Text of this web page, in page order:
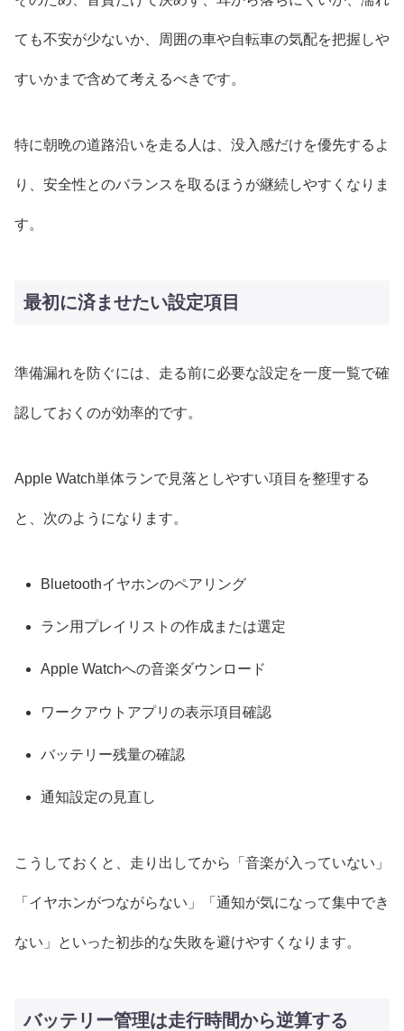
ても不安が少ないか、周囲の車や自転車の気配を把握しや
すいかまで含めて考えるべきです。
特に朝晩の道路沿いを走る人は、没入感だけを優先するよ
り、安全性とのバランスを取るほうが継続しやすくなりま
す。
最初に済ませたい設定項目
準備漏れを防ぐには、走る前に必要な設定を一度一覧で確
認しておくのが効率的です。
Apple Watch単体ランで見落としやすい項目を整理する
と、次のようになります。
Bluetoothイヤホンのペアリング
ラン用プレイリストの作成または選定
Apple Watchへの音楽ダウンロード
ワークアウトアプリの表示項目確認
バッテリー残量の確認
通知設定の見直し
こうしておくと、走り出してから「音楽が入っていない」
「イヤホンがつながらない」「通知が気になって集中でき
ない」といった初歩的な失敗を避けやすくなります。
バッテリー管理は走行時間から逆算する